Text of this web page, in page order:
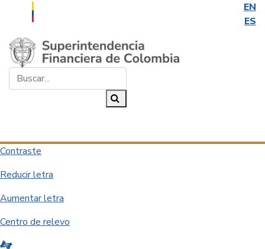
EN
ES
Saltar al contenido principal
Contraste
Reducir letra
Aumentar letra
Centro de relevo